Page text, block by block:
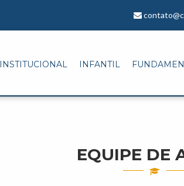
INSTITUCIONAL INFANTIL
EQUIPE DE